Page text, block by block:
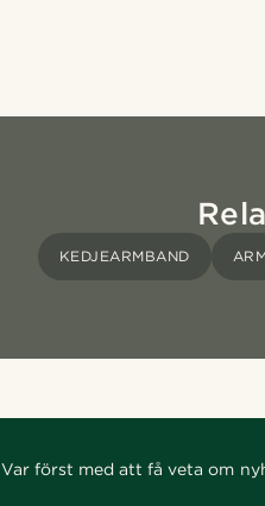
KEDJEARMBAND
Var först med att få veta om